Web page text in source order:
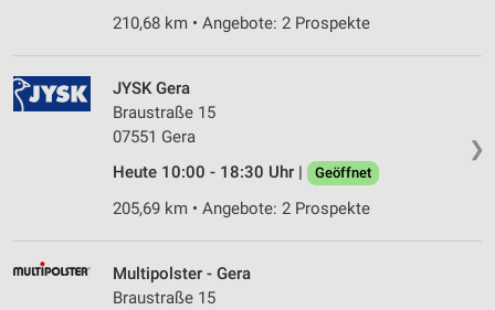
210,68 km • Angebote: 2 Prospekte
❯
JYSK Gera
Braustraße 15
07551 Gera
Heute 10:00 - 18:30 Uhr |
Geöffnet
205,69 km • Angebote: 2 Prospekte
Multipolster - Gera
Braustraße 15